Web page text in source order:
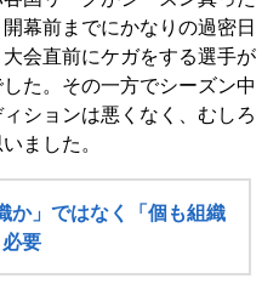
幕前までにかなりの過密日
会直前にケガをする選手が
た。その一方でシーズン中
ションは悪くなく、むしろ
ました。
か」ではなく「個も組織
必要